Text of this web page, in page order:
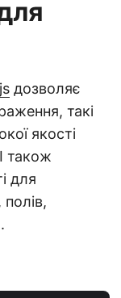
дозволяє
такі
якості
також
для